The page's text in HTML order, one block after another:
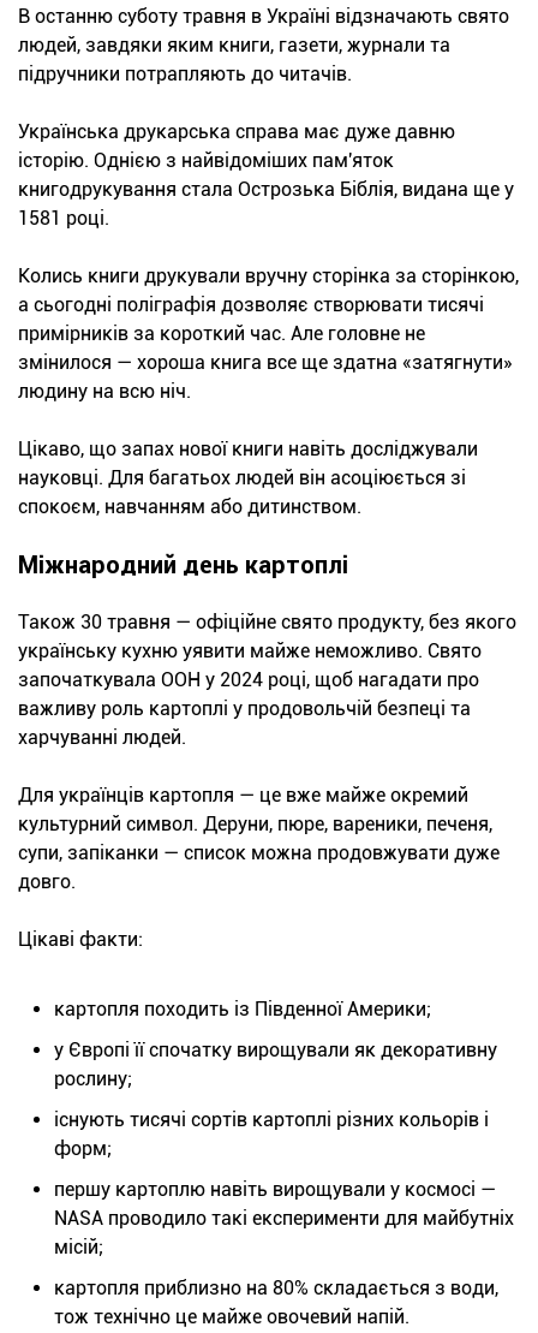
В останню суботу травня в Україні відзначають свято
людей, завдяки яким книги, газети, журнали та
підручники потрапляють до читачів.
Українська друкарська справа має дуже давню
історію. Однією з найвідоміших пам'яток
книгодрукування стала Острозька Біблія, видана ще у
1581 році.
Колись книги друкували вручну сторінка за сторінкою,
а сьогодні поліграфія дозволяє створювати тисячі
примірників за короткий час. Але головне не
змінилося — хороша книга все ще здатна «затягнути»
людину на всю ніч.
Цікаво, що запах нової книги навіть досліджували
науковці. Для багатьох людей він асоціюється зі
спокоєм, навчанням або дитинством.
Міжнародний день картоплі
Також 30 травня — офіційне свято продукту, без якого
українську кухню уявити майже неможливо. Свято
започаткувала ООН у 2024 році, щоб нагадати про
важливу роль картоплі у продовольчій безпеці та
харчуванні людей.
Для українців картопля — це вже майже окремий
культурний символ. Деруни, пюре, вареники, печеня,
супи, запіканки — список можна продовжувати дуже
довго.
Цікаві факти:
картопля походить із Південної Америки;
у Європі її спочатку вирощували як декоративну
рослину;
існують тисячі сортів картоплі різних кольорів і
форм;
першу картоплю навіть вирощували у космосі —
NASA проводило такі експерименти для майбутніх
місій;
картопля приблизно на 80% складається з води,
тож технічно це майже овочевий напій.